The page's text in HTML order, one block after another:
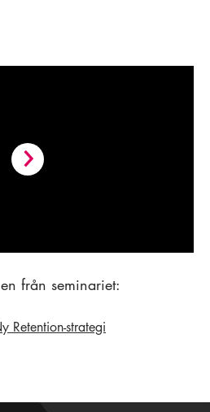
från seminariet:
Retention-strategi